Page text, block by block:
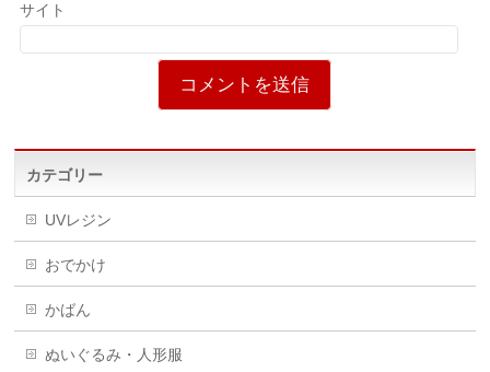
サイト
カテゴリー
UVレジン
おでかけ
かばん
ぬいぐるみ・人形服